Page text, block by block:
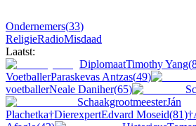
Ondernemers(33)
ReligieRadioMisdaad
Laatst:
DiplomaatTimothy Yang(
VoetballerParaskevas Antzas(49)
voetballerNeale Daniher(65)
SchaakgrootmeesterJán
Plachetka†DierexpertEdvard Moseid(81)†